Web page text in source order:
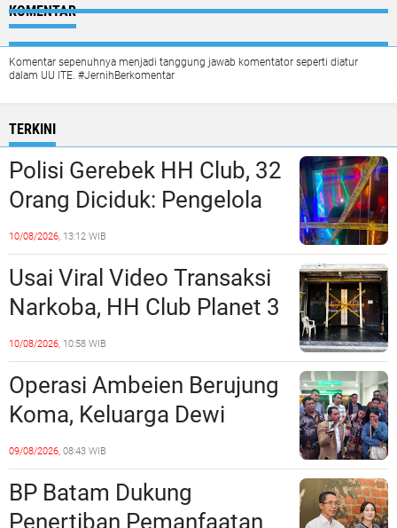
KOMENTAR
Komentar sepenuhnya menjadi tanggung jawab komentator seperti diatur
dalam UU ITE. #JernihBerkomentar
TERKINI
Polisi Gerebek HH Club, 32
Orang Diciduk: Pengelola
dan Manajeman Terlibat
Peredaran Narkoba?
10/08/2026, 13:12 WIB
Usai Viral Video Transaksi
Narkoba, HH Club Planet 3
Dikabarkan Digerebek
Dittipidnarkoba Bareskrim
Polri?
10/08/2026, 10:58 WIB
Operasi Ambeien Berujung
Koma, Keluarga Dewi
Sartika Polisikan RS Awal
Bros Botania
09/08/2026, 08:43 WIB
BP Batam Dukung
Penertiban Pemanfaatan